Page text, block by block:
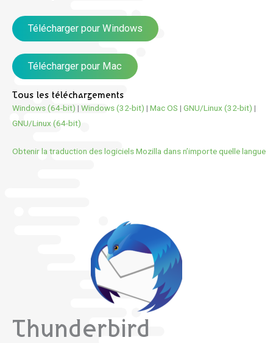
Télécharger pour Windows
Télécharger pour Mac
Tous les téléchargements
Windows (64-bit) | Windows (32-bit) | Mac OS | GNU/Linux (32-bit) |
GNU/Linux (64-bit)
Obtenir la traduction des logiciels Mozilla dans n’importe quelle langue
Thunderbird